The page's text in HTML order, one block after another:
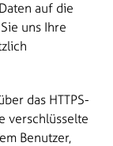
auf die
uns Ihre
das HTTPS-
verschlüsselte
Benutzer,